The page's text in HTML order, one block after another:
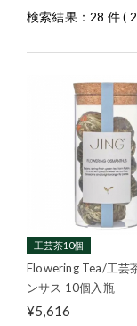
検索結果：28 件 (
工芸茶10個
Flowering Tea/工芸
ンサス 10個入瓶
¥5,616